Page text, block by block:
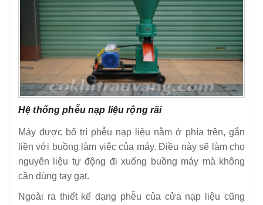
Hệ thống phễu nạp liệu rộng rãi
Máy được bố trí phễu nạp liệu nằm ở phía trên, gắn
liền với buồng làm việc của máy. Điều này sẽ làm cho
nguyên liệu tự động đi xuống buồng máy mà không
cần dùng tay gạt.
Ngoài ra thiết kế dạng phễu của cửa nạp liệu cũng